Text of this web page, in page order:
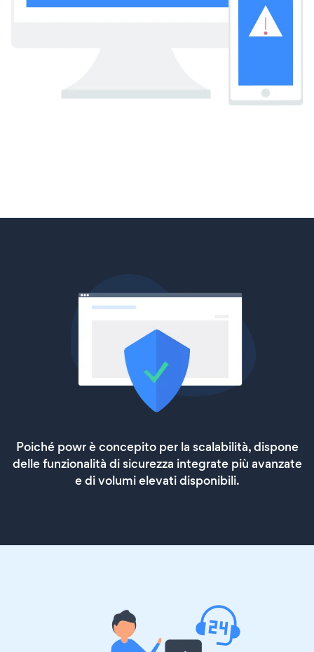
Poiché powr è concepito per la scalabilità, dispone
delle funzionalità di sicurezza integrate più avanzate
e di volumi elevati disponibili.